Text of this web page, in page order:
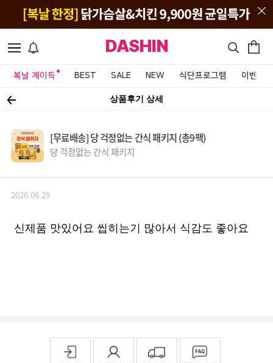
DASHIN
복날 계이득 BEST SALE NEW 식단프로그램 이벤트&
상품후기 상세
[무료배송] 당 걱정없는 간식 패키지 (총9팩)
당 걱정없는 간식 패키지
2026.06.29
신제품 맛있어요 씹히는기 많아서 식감도 좋아요